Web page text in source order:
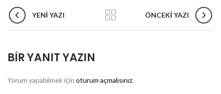
YENI YAZI ÖNCEKI YAZI
BIR YANIT YAZIN
Yorum yapabilmek için oturum açmalısınız.